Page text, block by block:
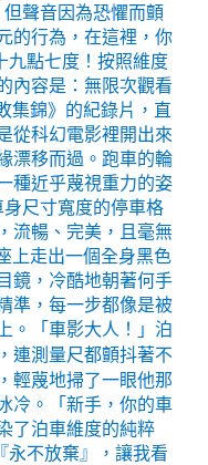
聲音因為恐懼而顫
的行為，在這裡，你
點七度！按照維度
內容是：無限次觀看
集錦》的紀錄片，直
從科幻電影裡開出來
漂移而過。跑車的輪
種近乎蔑視重力的姿
尺寸寬度的停車格
流暢、完美，且毫無
上走出一個全身黑色
鏡，冷酷地朝著何手
準，每一步都像是被
。「車影大人！」泊
連測量尺都顫抖著不
輕蔑地掃了一眼他那
冷。「新手，你的車
了泊車維度的純粹
不放棄』，讓我看